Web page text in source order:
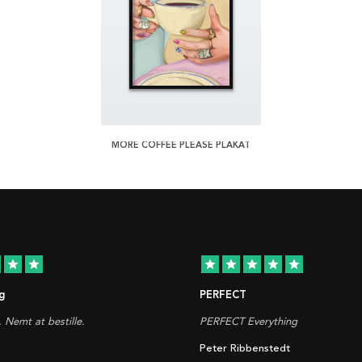
MORE COFFEE PLEASE PLAKAT
star star
Nemt at bestille.
star star star star star
PERFECT
PERFECT Everything
Peter Ribbenstedt